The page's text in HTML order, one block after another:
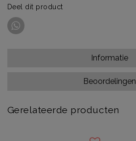
Deel dit product
Informatie
Beoordelingen
Gerelateerde producten